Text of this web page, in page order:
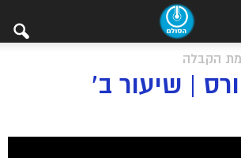
הקבלה
| שיעור ב’